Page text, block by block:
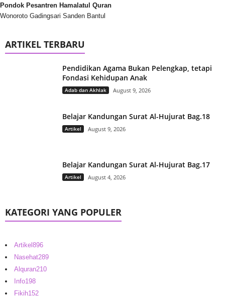
Pondok Pesantren Hamalatul Quran
Wonoroto Gadingsari Sanden Bantul
ARTIKEL TERBARU
Pendidikan Agama Bukan Pelengkap, tetapi
Fondasi Kehidupan Anak
Adab dan Akhlak August 9, 2026
Belajar Kandungan Surat Al-Hujurat Bag.18
Artikel August 9, 2026
Belajar Kandungan Surat Al-Hujurat Bag.17
Artikel August 4, 2026
KATEGORI YANG POPULER
Artikel896
Nasehat289
Alquran210
Info198
Fikih152